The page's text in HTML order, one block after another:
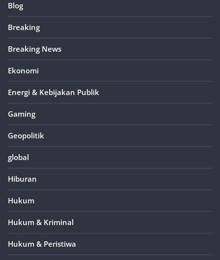
Blog
Breaking
Breaking News
Ekonomi
Energi & Kebijakan Publik
Gaming
Geopolitik
global
Hiburan
Hukum
Hukum & Kriminal
Hukum & Peristiwa